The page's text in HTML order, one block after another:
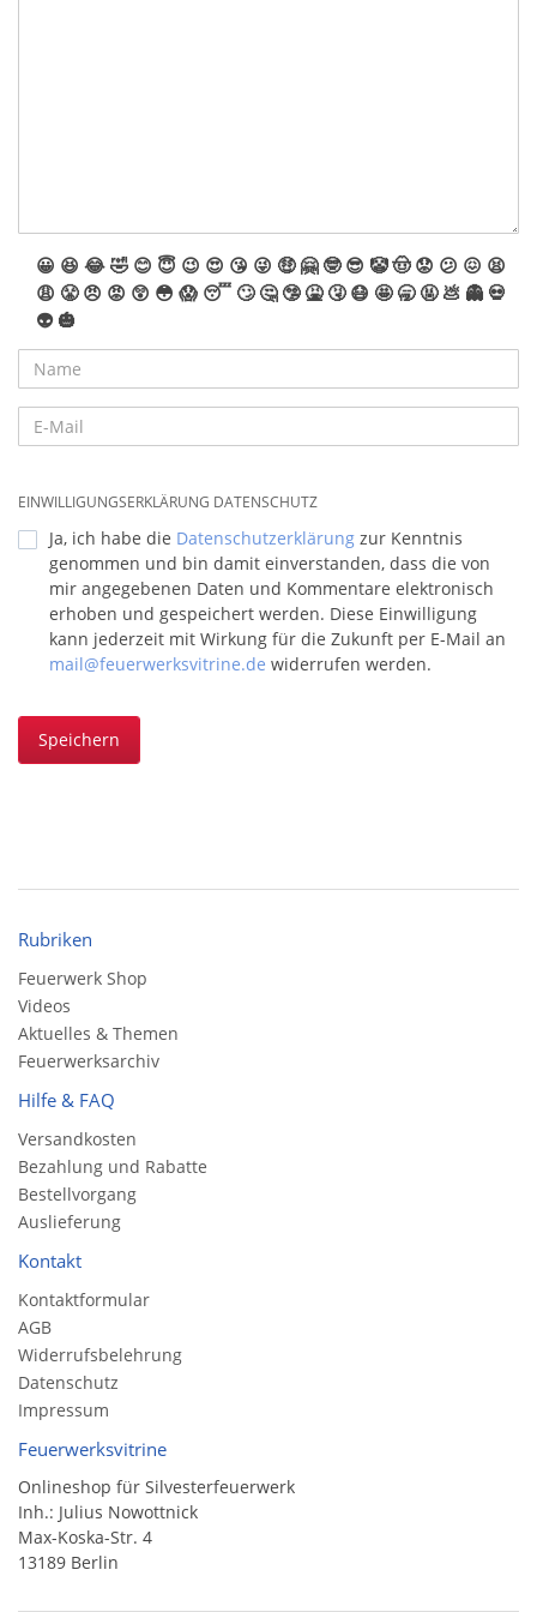
😀 😆 😂🤣 😊 😇 😉 😍 😘 😜 🤑 🤗 🤓 😎 🤡🤠 😟 😕 😖 😫
😩 😤 😠 😡 😲 😳 😱 😴 🙄 🤔 🤥 🤮 🤧 😷 🤩 🥱 🤬 💩 👻 💀
👽 🎃
EINWILLIGUNGSERKLÄRUNG DATENSCHUTZ
Ja, ich habe die Datenschutzerklärung zur Kenntnis
genommen und bin damit einverstanden, dass die von
mir angegebenen Daten und Kommentare elektronisch
erhoben und gespeichert werden. Diese Einwilligung
kann jederzeit mit Wirkung für die Zukunft per E-Mail an
mail@feuerwerksvitrine.de widerrufen werden.
Speichern
Rubriken
Feuerwerk Shop
Videos
Aktuelles & Themen
Feuerwerksarchiv
Hilfe & FAQ
Versandkosten
Bezahlung und Rabatte
Bestellvorgang
Auslieferung
Kontakt
Kontaktformular
AGB
Widerrufsbelehrung
Datenschutz
Impressum
Feuerwerksvitrine
Onlineshop für Silvesterfeuerwerk
Inh.: Julius Nowottnick
Max-Koska-Str. 4
13189 Berlin